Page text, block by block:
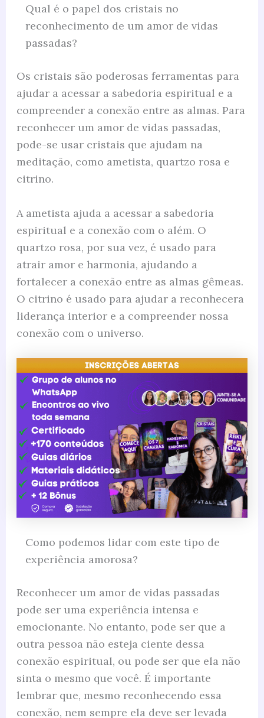
Qual é o papel dos cristais no
reconhecimento de um amor de vidas
passadas?
Os cristais são poderosas ferramentas para
ajudar a acessar a sabedoria espiritual e a
compreender a conexão entre as almas. Para
reconhecer um amor de vidas passadas,
pode-se usar cristais que ajudam na
meditação, como ametista, quartzo rosa e
citrino.
A ametista ajuda a acessar a sabedoria
espiritual e a conexão com o além. O
quartzo rosa, por sua vez, é usado para
atrair amor e harmonia, ajudando a
fortalecer a conexão entre as almas gêmeas.
O citrino é usado para ajudar a reconhecera
liderança interior e a compreender nossa
conexão com o universo.
Como podemos lidar com este tipo de
experiência amorosa?
Reconhecer um amor de vidas passadas
pode ser uma experiência intensa e
emocionante. No entanto, pode ser que a
outra pessoa não esteja ciente dessa
conexão espiritual, ou pode ser que ela não
sinta o mesmo que você. É importante
lembrar que, mesmo reconhecendo essa
conexão, nem sempre ela deve ser levada